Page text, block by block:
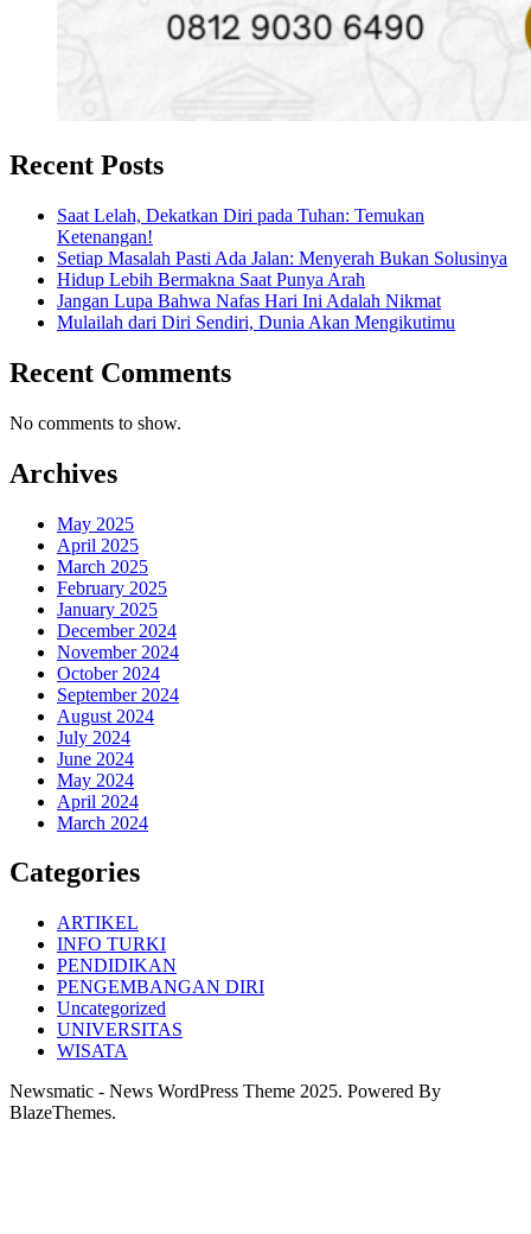
Recent Posts
Saat Lelah, Dekatkan Diri pada Tuhan: Temukan
Ketenangan!
Setiap Masalah Pasti Ada Jalan: Menyerah Bukan Solusinya
Hidup Lebih Bermakna Saat Punya Arah
Jangan Lupa Bahwa Nafas Hari Ini Adalah Nikmat
Mulailah dari Diri Sendiri, Dunia Akan Mengikutimu
Recent Comments
No comments to show.
Archives
May 2025
April 2025
March 2025
February 2025
January 2025
December 2024
November 2024
October 2024
September 2024
August 2024
July 2024
June 2024
May 2024
April 2024
March 2024
Categories
ARTIKEL
INFO TURKI
PENDIDIKAN
PENGEMBANGAN DIRI
Uncategorized
UNIVERSITAS
WISATA
Newsmatic - News WordPress Theme 2025. Powered By
BlazeThemes.